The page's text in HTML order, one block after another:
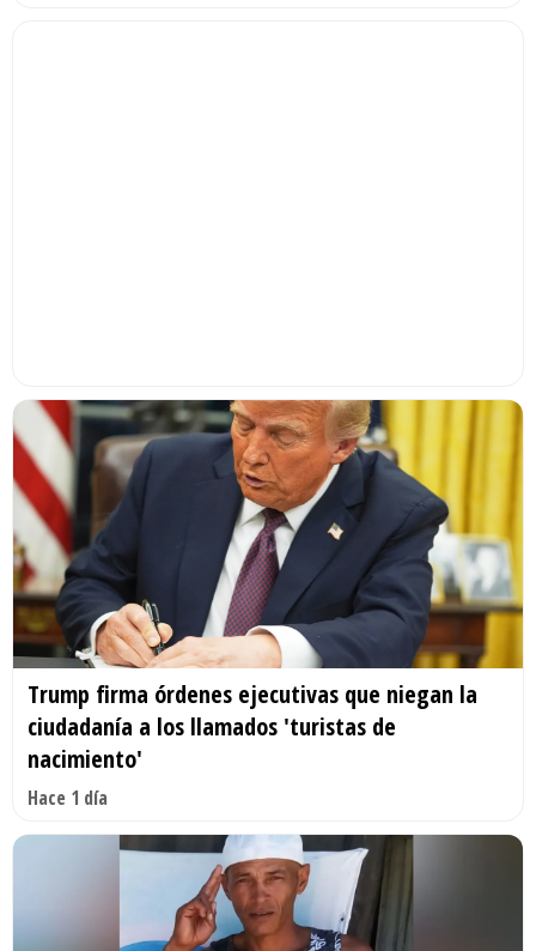
Trump firma órdenes ejecutivas que niegan la
ciudadanía a los llamados 'turistas de
nacimiento'
Hace 1 día